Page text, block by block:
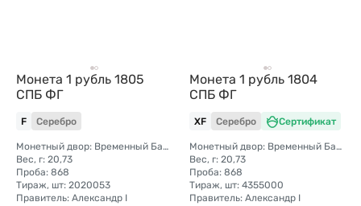
Монета 1 рубль 1805
СПБ ФГ
F Серебро
Монетный двор: Временный Банковский монетный двор (Санкт-Петербург)
Вес, г: 20,73
Проба: 868
Тираж, шт: 2020053
Правитель: Александр I
Монета 1 рубль 1804
СПБ ФГ
XF Серебро Сертификат
Монетный двор: Временный Банковский монетный двор (Санкт-Петербург)
Вес, г: 20,73
Проба: 868
Тираж, шт: 4355000
Правитель: Александр I